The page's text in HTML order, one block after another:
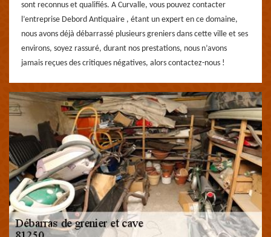
sont reconnus et qualifiés. A Curvalle, vous pouvez contacter
l’entreprise Debord Antiquaire , étant un expert en ce domaine,
nous avons déjà débarrassé plusieurs greniers dans cette ville et ses
environs, soyez rassuré, durant nos prestations, nous n’avons
jamais reçues des critiques négatives, alors contactez-nous !